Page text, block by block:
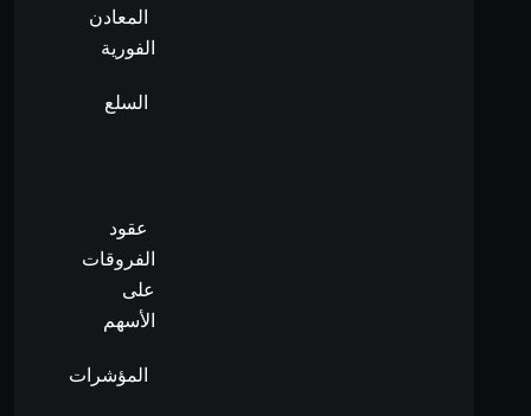
المعادن
الفورية
السلع
عقود
الفروقات
على
الأسهم
المؤشرات